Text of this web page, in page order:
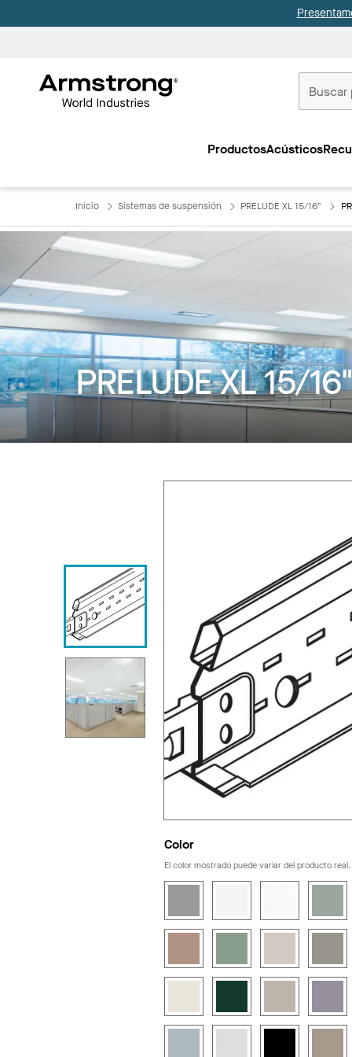
Inicio
ProductosAcústicos
Inicio Sistemas de suspensión PRELUDE XL 15/16"
PRELUDE XL 15/
Color
El color mostrado puede variar del producto real.